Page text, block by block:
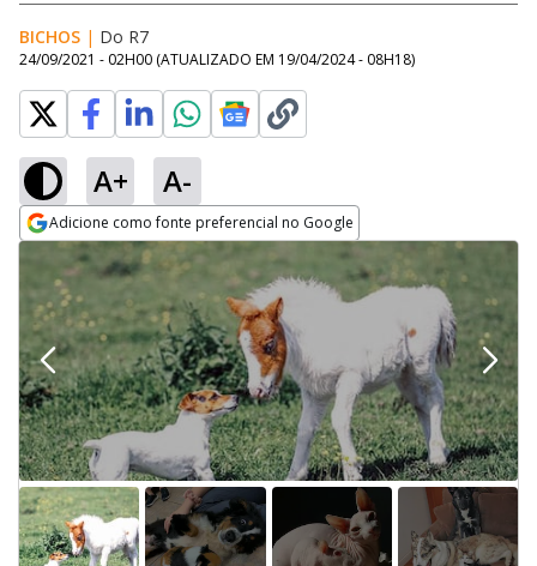
BICHOS | Do R7
24/09/2021 - 02H00 (ATUALIZADO EM 19/04/2024 - 08H18)
A+ A-
Adicione como fonte preferencial no Google
Opens in new window